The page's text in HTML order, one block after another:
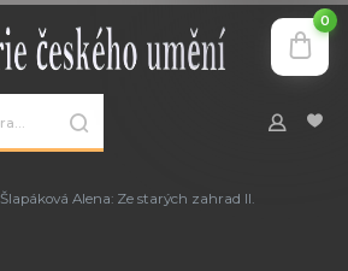
0
Šlapáková Alena: Ze starých zahrad II.